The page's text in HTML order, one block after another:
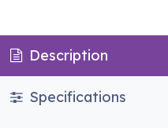
Description
Specifications